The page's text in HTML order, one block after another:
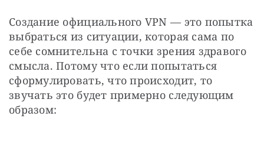
Создание официального VPN — это попытка
выбраться из ситуации, которая сама по
себе сомнительна с точки зрения здравого
смысла. Потому что если попытаться
сформулировать, что происходит, то
звучать это будет примерно следующим
образом: